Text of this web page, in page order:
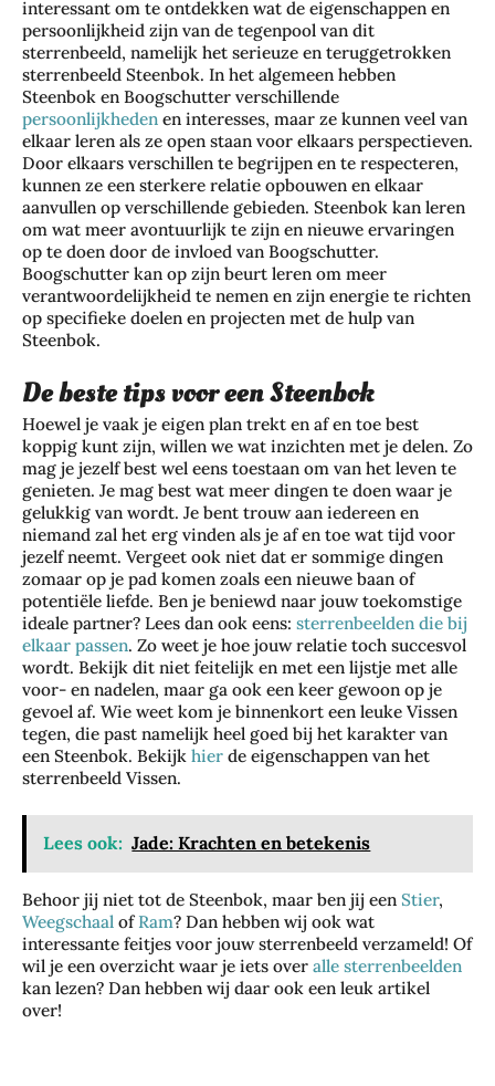
interessant om te ontdekken wat de eigenschappen en
persoonlijkheid zijn van de tegenpool van dit
sterrenbeeld, namelijk het serieuze en teruggetrokken
sterrenbeeld Steenbok. In het algemeen hebben
Steenbok en Boogschutter verschillende
persoonlijkheden en interesses, maar ze kunnen veel van
elkaar leren als ze open staan voor elkaars perspectieven.
Door elkaars verschillen te begrijpen en te respecteren,
kunnen ze een sterkere relatie opbouwen en elkaar
aanvullen op verschillende gebieden. Steenbok kan leren
om wat meer avontuurlijk te zijn en nieuwe ervaringen
op te doen door de invloed van Boogschutter.
Boogschutter kan op zijn beurt leren om meer
verantwoordelijkheid te nemen en zijn energie te richten
op specifieke doelen en projecten met de hulp van
Steenbok.
De beste tips voor een Steenbok
Hoewel je vaak je eigen plan trekt en af en toe best
koppig kunt zijn, willen we wat inzichten met je delen. Zo
mag je jezelf best wel eens toestaan om van het leven te
genieten. Je mag best wat meer dingen te doen waar je
gelukkig van wordt. Je bent trouw aan iedereen en
niemand zal het erg vinden als je af en toe wat tijd voor
jezelf neemt. Vergeet ook niet dat er sommige dingen
zomaar op je pad komen zoals een nieuwe baan of
potentiële liefde. Ben je beniewd naar jouw toekomstige
ideale partner? Lees dan ook eens: sterrenbeelden die bij
elkaar passen. Zo weet je hoe jouw relatie toch succesvol
wordt. Bekijk dit niet feitelijk en met een lijstje met alle
voor- en nadelen, maar ga ook een keer gewoon op je
gevoel af. Wie weet kom je binnenkort een leuke Vissen
tegen, die past namelijk heel goed bij het karakter van
een Steenbok. Bekijk hier de eigenschappen van het
sterrenbeeld Vissen.
Lees ook: Jade: Krachten en betekenis
Behoor jij niet tot de Steenbok, maar ben jij een Stier,
Weegschaal ofRam? Dan hebben wij ook wat
interessante feitjes voor jouw sterrenbeeld verzameld! Of
wil je een overzicht waar je iets over alle sterrenbeelden
kan lezen? Dan hebben wij daar ook een leuk artikel
over!